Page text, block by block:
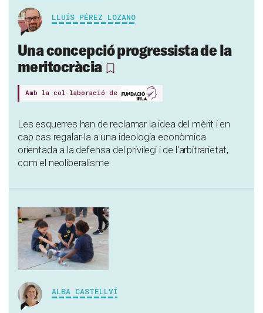
LLUÍS PÉREZ LOZANO
Una concepció progressista de la
meritocràcia
Amb la col·laboració de
Les esquerres han de reclamar la idea del mèrit i en
cap cas regalar-la a una ideologia econòmica
orientada a la defensa del privilegi i de l'arbitrarietat,
com el neoliberalisme
ALBA CASTELLVÍ